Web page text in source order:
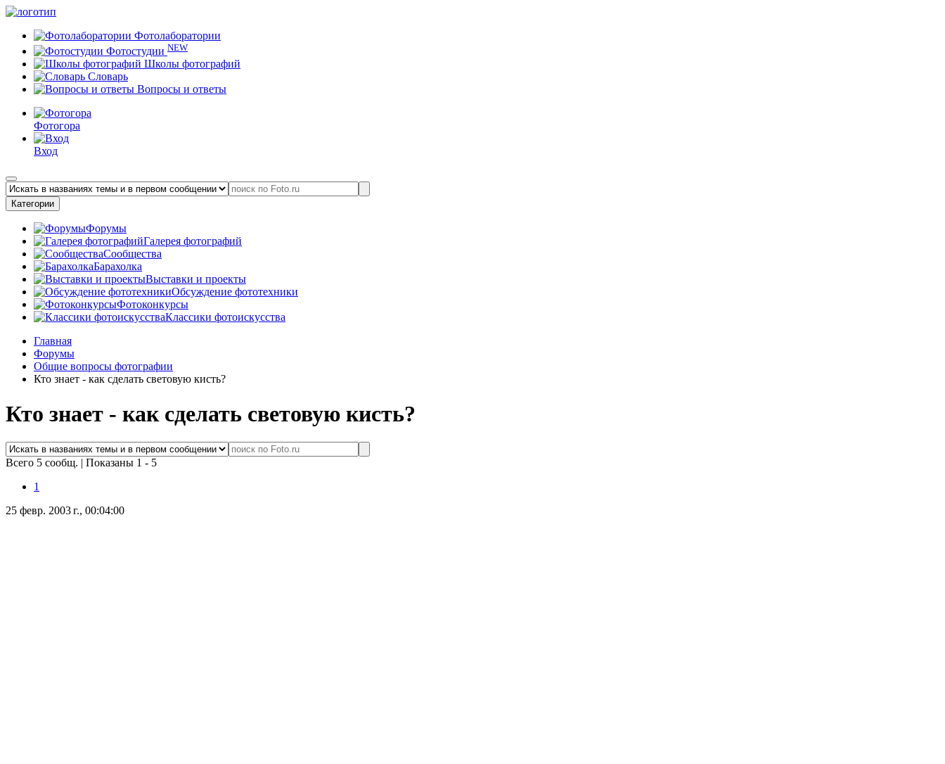
Фотолаборатории
Фотостудии NEW
Школы фотографий
Словарь
Вопросы и ответы
Фотогора
Вход
Категории
Форумы
Галерея фотографий
Сообщества
Барахолка
Выставки и проекты
Обсуждение фототехники
Фотоконкурсы
Классики фотоискусства
Главная
Форумы
Общие вопросы фотографии
Кто знает - как сделать световую кисть?
Кто знает - как сделать световую кисть?
Всего 5 сообщ. | Показаны 1 - 5
1
25 февр. 2003 г., 00:04:00